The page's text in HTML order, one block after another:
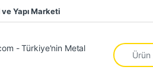
Yapı Marketi
Search